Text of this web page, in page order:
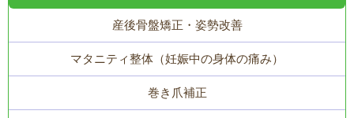
産後骨盤矯正・姿勢改善
マタニティ整体（妊娠中の身体の痛み）
巻き爪補正